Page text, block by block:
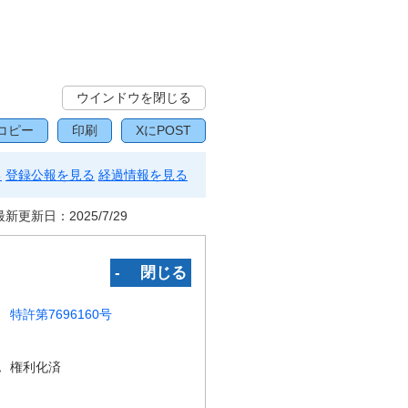
ウインドウを閉じる
ピー 印刷 XにPOST
登録公報を見る 経過情報を見る
新更新日： 2025/7/29
‐ 閉じる
特許第7696160号
権利化済